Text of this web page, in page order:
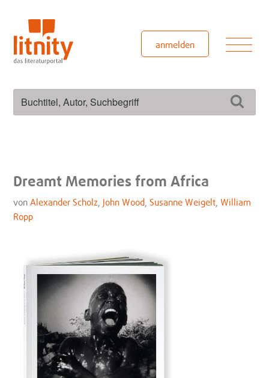
springen
anmelden
Dreamt Memories from Africa
vonAlexander Scholz John Wood Susanne Weigelt ,William
Ropp